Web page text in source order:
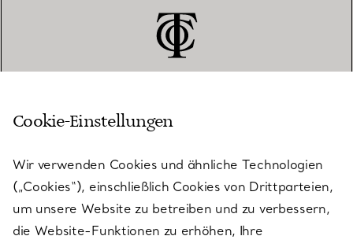
KUNDENSERVICE
SERVICES
Cookie-Einstellungen
Wir verwenden Cookies und ähnliche Technologien
(„Cookies“), einschließlich Cookies von Drittparteien,
um unsere Website zu betreiben und zu verbessern,
die Website-Funktionen zu erhöhen, Ihre